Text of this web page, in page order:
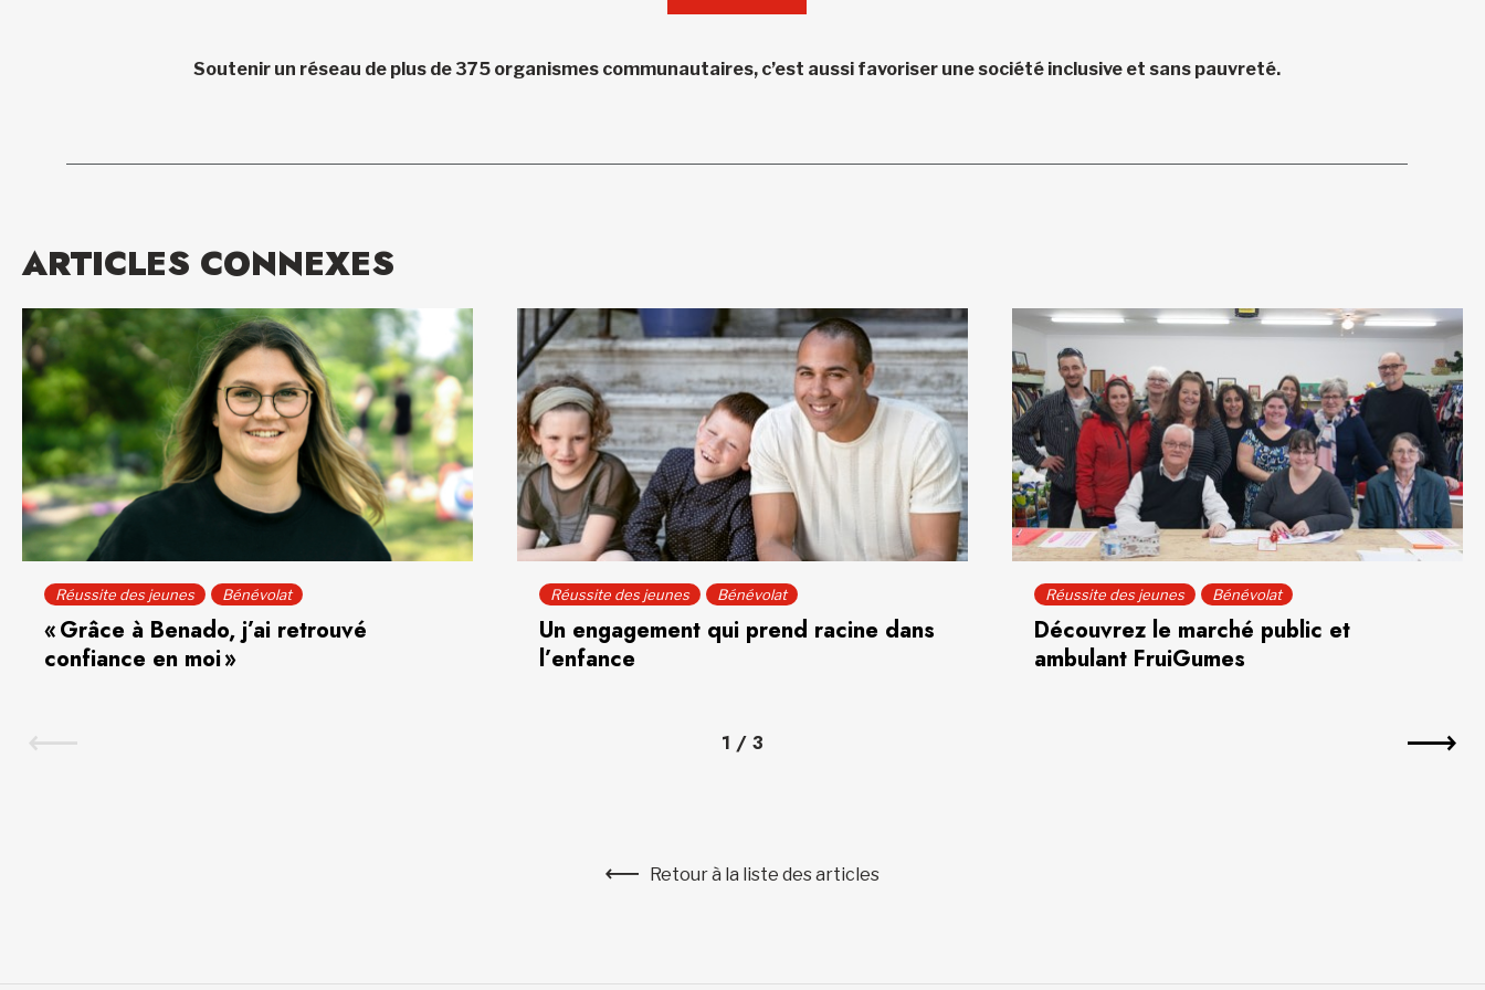
Soutenir un réseau de plus de 375 organismes communautaires, c’est aussi favoriser une société inclusive et sans pauvreté.
ARTICLES CONNEXES
Réussite des jeunes Bénévolat
« Grâce à Benado, j’ai retrouvé
confiance en moi »
Réussite des jeunes Bénévolat
Un engagement qui prend racine dans
l’enfance
Réussite des jeunes Bénévolat
Découvrez le marché public et
ambulant FruiGumes
1 / 3
Retour à la liste des articles